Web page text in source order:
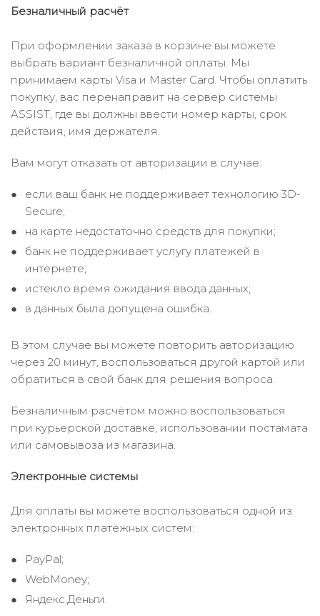
Безналичный расчёт
При оформлении заказа в корзине вы можете
выбрать вариант безналичной оплаты. Мы
принимаем карты Visa и Master Card. Чтобы оплатить
покупку, вас перенаправит на сервер системы
ASSIST, где вы должны ввести номер карты, срок
действия, имя держателя.
Вам могут отказать от авторизации в случае:
если ваш банк не поддерживает технологию 3D-
Secure;
на карте недостаточно средств для покупки;
банк не поддерживает услугу платежей в
интернете;
истекло время ожидания ввода данных;
в данных была допущена ошибка.
В этом случае вы можете повторить авторизацию
через 20 минут, воспользоваться другой картой или
обратиться в свой банк для решения вопроса.
Безналичным расчётом можно воспользоваться
при курьерской доставке, использовании постамата
или самовывоза из магазина.
Электронные системы
Для оплаты вы можете воспользоваться одной из
электронных платёжных систем:
PayPal;
WebMoney;
Яндекс.Деньги.